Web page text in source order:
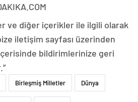
ve diğer içerikler ile ilgili olarak
iletişim sayfası üzerinden
bildirimlerinize geri
Birleşmiş Milletler Dünya